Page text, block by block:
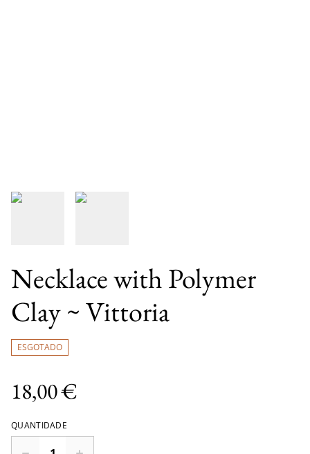
Necklace with Polymer
Clay ~ Vittoria
ESGOTADO
18,00 €
QUANTIDADE